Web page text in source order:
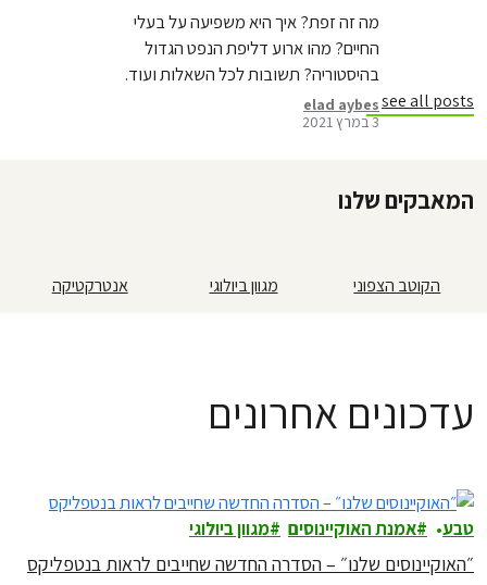
מה זה זפת? איך היא משפיעה על בעלי
החיים? מהו ארוע דליפת הנפט הגדול
בהיסטוריה? תשובות לכל השאלות ועוד.
elad aybes
3 במרץ 2021
see all posts
המאבקים שלנו
הקוטב הצפוני מגוון ביולוגי אנטרקטיקה
עדכונים אחרונים
טבע אמנת האוקיינוסים מגוון ביולוגי
״האוקיינוסים שלנו״ – הסדרה החדשה שחייבים לראות בנטפליקס